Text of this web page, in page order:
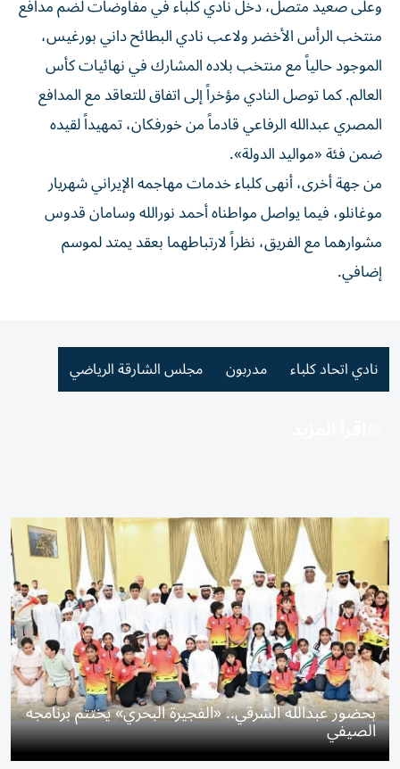
وعلى صعيد متصل، دخل نادي كلباء في مفاوضات لضم مدافع
منتخب الرأس الأخضر ولاعب نادي البطائح داني بورغيس،
الموجود حالياً مع منتخب بلاده المشارك في نهائيات كأس
العالم. كما توصل النادي مؤخراً إلى اتفاق للتعاقد مع المدافع
المصري عبدالله الرفاعي قادماً من خورفكان، تمهيداً لقيده
ضمن فئة «مواليد الدولة».
من جهة أخرى، أنهى كلباء خدمات مهاجمه الإيراني شهريار
موغانلو، فيما يواصل مواطناه أحمد نورالله وسامان قدوس
مشوارهما مع الفريق، نظراً لارتباطهما بعقد يمتد لموسم
إضافي.
نادي اتحاد كلباء مدربون مجلس الشارقة الرياضي
بحضور عبدالله الشرقي.. «الفجيرة البحري» يختتم برنامجه
الصيفي